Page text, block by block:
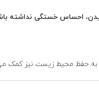
احساس خستگی نداشته
به حفظ محیط زیست نیز کمک